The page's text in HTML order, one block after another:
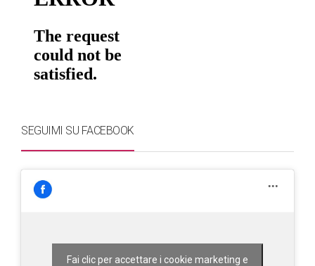
SEGUIMI SU FACEBOOK
Fai clic per accettare i cookie marketing e